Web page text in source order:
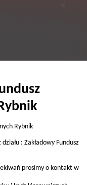
Rybnik
: Zakładowy Fundusz
prosimy o kontakt w